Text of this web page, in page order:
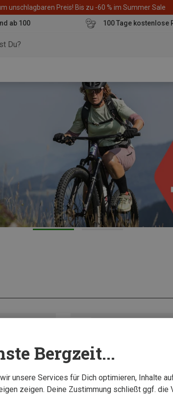
unschlagbaren Preis! Bis zu -60 % im Summer Sale
ab 100
100 Tage kostenlose
Bergzeit...
unsere Services für Dich optimieren, Inhalte
zeigen. Deine Zustimmung schließt ggf. die